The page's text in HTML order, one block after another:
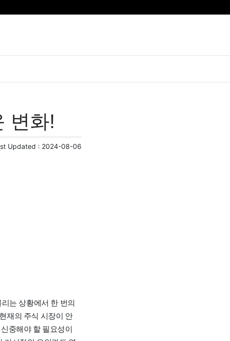
변화!
Updated : 2024-08-06
는 상황에서 한 번의
재의 주식 시장이 안
중해야 할 필요성이